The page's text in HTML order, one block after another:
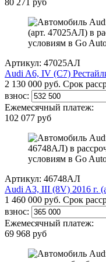
80 271 руб
Артикул: 47025АЛ
Audi A6, IV (C7)
2 130 000 руб. Срок
взнос:
Ежемесячный платеж:
102 077 руб
Артикул: 46748АЛ
Audi A3, III (8V) 2016 г.
1 460 000 руб. Срок
взнос:
Ежемесячный платеж:
69 968 руб